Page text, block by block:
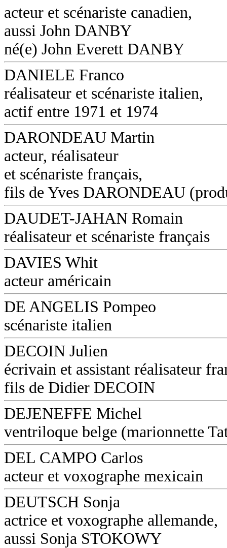
acteur et scénariste canadien,
aussi John DANBY
né(e) John Everett DANBY
DANIELE Franco
réalisateur et scénariste italien,
actif entre 1971 et 1974
DARONDEAU Martin
acteur, réalisateur
et scénariste français,
fils de Yves DARONDEAU
DAUDET-JAHAN Romain
réalisateur et scénariste français
DAVIES Whit
acteur américain
DE ANGELIS Pompeo
scénariste italien
DECOIN Julien
écrivain et assistant réalisateur
fils de Didier DECOIN
DEJENEFFE Michel
ventriloque belge (marionnette
DEL CAMPO Carlos
acteur et voxographe mexicain
DEUTSCH Sonja
actrice et voxographe allemande,
aussi Sonja STOKOWY